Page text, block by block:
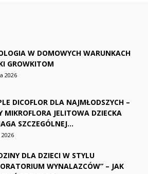
W DOMOWYCH WARUNKACH
GROWKITOM
2026
DICOFLOR DLA NAJMŁODSZYCH –
MIKROFLORA JELITOWA DZIECKA
SZCZEGÓLNEJ...
DLA DZIECI W STYLU
WYNALAZCÓW” – JAK